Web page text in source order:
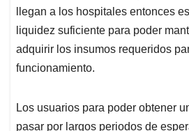
llegan a los hospitales entonces
liquidez suficiente para poder
adquirir los insumos requeridos
funcionamiento.
Los usuarios para poder obtener
pasar por largos periodos de